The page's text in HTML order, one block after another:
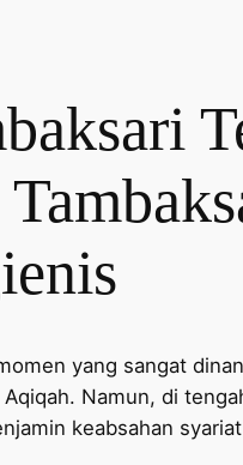
yang sangat
Namun, di
keabsahan